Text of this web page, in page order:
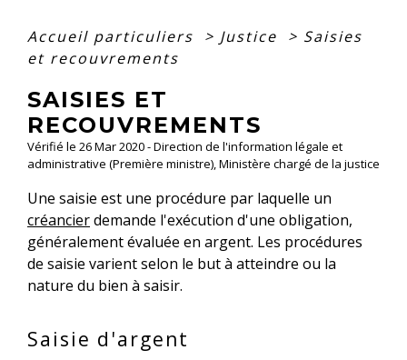
Accueil particuliers > Justice > Saisies
et recouvrements
SAISIES ET
RECOUVREMENTS
Vérifié le 26 Mar 2020 - Direction de l'information légale et
administrative (Première ministre), Ministère chargé de la justice
Une saisie est une procédure par laquelle un
créancierdemande l'exécution d'une obligation,
généralement évaluée en argent. Les procédures
de saisie varient selon le but à atteindre ou la
nature du bien à saisir.
Saisie d'argent